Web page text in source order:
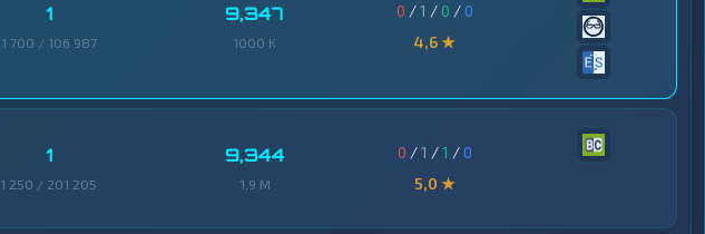
1
1 700 / 106 987
9,347
1000 K
0 /1 / 0 /0
4,6 ★
1
1 250 / 201 205
9,344
1,9 M
0 /1 /1 /0
5,0 ★